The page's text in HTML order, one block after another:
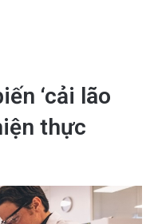
‘cải lão
thực